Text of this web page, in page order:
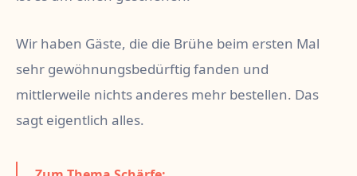
Wir haben Gäste, die die Brühe beim ersten Mal
sehr gewöhnungsbedürftig fanden und
mittlerweile nichts anderes mehr bestellen. Das
sagt eigentlich alles.